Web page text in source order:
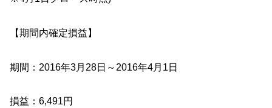
【期間内確定損益】
期間：2016年3月28日～2016年4月1日
損益：6,491円